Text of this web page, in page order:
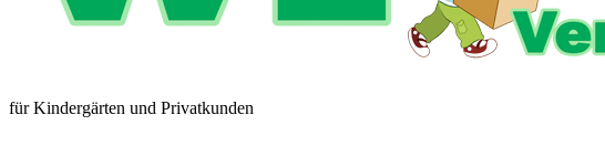
für Kindergärten und Privatkunden